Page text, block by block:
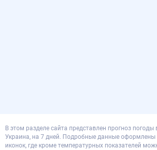
В этом разделе сайта представлен прогноз погоды
Украина, на 7 дней. Подробные данные оформлены
иконок, где кроме температурных показателей